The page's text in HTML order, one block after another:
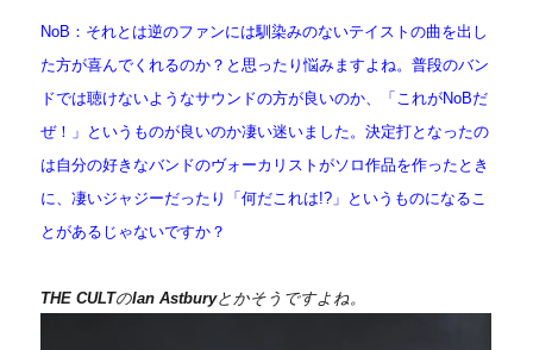
NoB：それとは逆のファンには馴染みのないテイストの曲を出し
た方が喜んでくれるのか？と思ったり悩みますよね。普段のバン
ドでは聴けないようなサウンドの方が良いのか、「これがNoBだ
ぜ！」というものが良いのか凄い迷いました。決定打となったの
は自分の好きなバンドのヴォーカリストがソロ作品を作ったとき
に、凄いジャジーだったり「何だこれは!?」というものになるこ
とがあるじゃないですか？
THE CULTのIan Astburyとかそうですよね。